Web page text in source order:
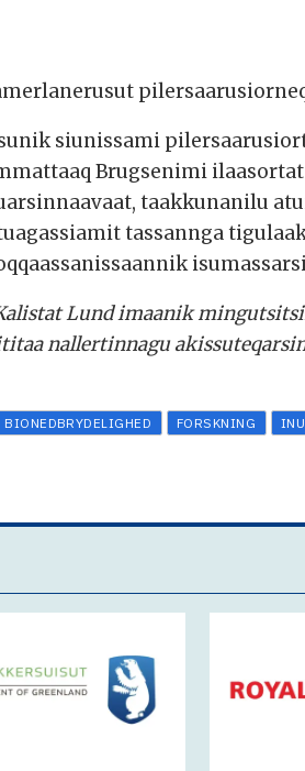
siunissami
Brugsenimi
taakkunanilu
tassannga
Lund imaanik
nallertinnagu
BIONEDBRYDELIGHED FORSKNING